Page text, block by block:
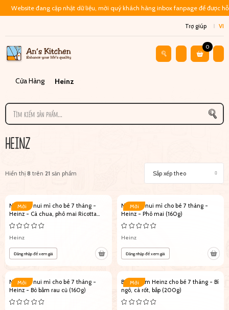
Website đang cập nhật dữ liệu, mời quý khách hàng inbox fanpage để được
Trợ giúp VI
0
Cửa Hàng Heinz
HEINZ
Hiển thị 8 trên 21 sản phẩm Sắp xếp theo
Mới
Nước xốt nui mì cho bé 7 tháng -
Heinz - Cà chua, phô mai Ricotta
(160g)
Heinz
Đăng nhập để xem giá
Mới
Nước xốt nui mì cho bé 7 tháng -
Heinz - Phô mai (160g)
Heinz
Đăng nhập để xem giá
Mới
Nước xốt nui mì cho bé 7 tháng -
Heinz - Bò bằm rau củ (160g)
Mới
Bột ăn dặm Heinz cho bé 7 tháng - Bí
ngô, cà rốt, bắp (200g)